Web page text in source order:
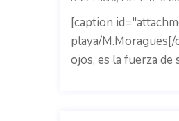
[caption
playa/
ojos, es la fuerza de